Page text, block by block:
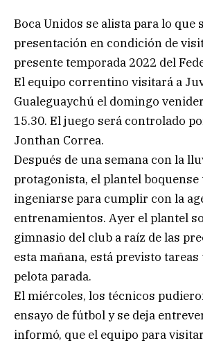
Boca Unidos se alista para lo que
presentación en condición de
presente temporada 2022 del
El equipo correntino visitará a
Gualeguaychú el domingo
15.30. El juego será controlado
Jonthan Correa.
Después de una semana con la
protagonista, el plantel boquense
ingeniarse para cumplir con la
entrenamientos. Ayer el plantel
gimnasio del club a raíz de las
esta mañana, está previsto
pelota parada.
El miércoles, los técnicos
ensayo de fútbol y se deja
informó, que el equipo para